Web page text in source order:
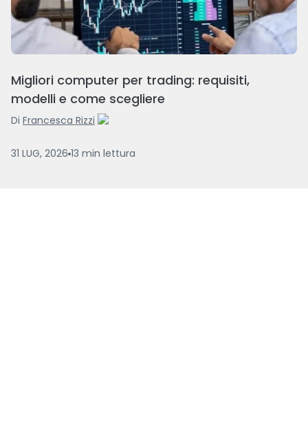
Migliori computer per trading: requisiti,
modelli e come scegliere
Di Francesca Rizzi
31 LUG, 2026 13 min lettura